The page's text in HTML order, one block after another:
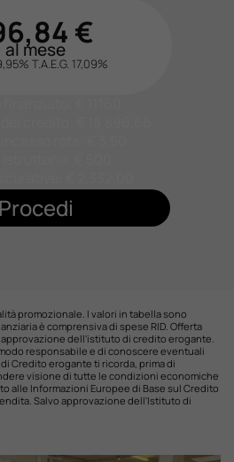
€
al mese
T.A.E.G. 17,09%
Procedi
promozionale. I valori in tabella sono
è comprensiva di spese RID. Offerta
dell'istituto di credito erogante.
responsabile e di conoscere eventuali
Credito erogante ti ricorda, prima di
visione di tutte le condizioni economiche
alle Informazioni Europee di Base sul Credito
Salvo approvazione dell'Istituto di